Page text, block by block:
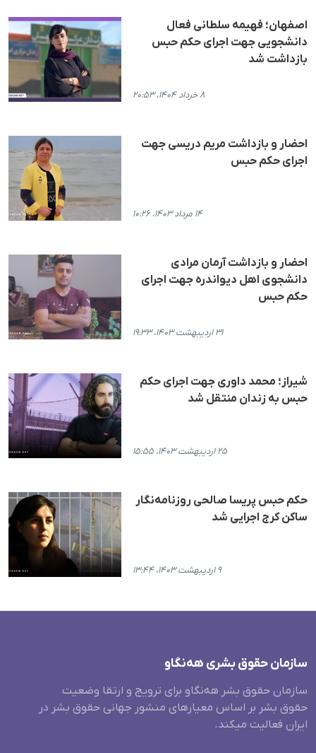
اصفهان؛ فهیمە سلطانی فعال
دانشجویی جهت اجرای حکم حبس
بازداشت شد
۸ خرداد ۱۴۰۴، ۲۰:۵۳
احضار و بازداشت مریم دریسی جهت
اجرای حکم حبس
۱۴ مرداد ۱۴۰۳، ۱۰:۲۶
احضار و بازداشت آرمان مرادی
دانشجوی اهل دیواندره جهت اجرای
حکم حبس
۳۱ اردیبهشت ۱۴۰۳، ۱۹:۳۳
شیراز؛ محمد داوری جهت اجرای حکم
حبس به زندان منتقل شد
۲۵ اردیبهشت ۱۴۰۳، ۱۵:۵۵
حکم حبس پریسا صالحی روزنامه‌نگار
ساکن کرج اجرایی شد
۹ اردیبهشت ۱۴۰۳، ۱۳:۴۴
سازمان حقوق بشری هەنگاو
سازمان حقوق بشر هه‌نگاو برای ترویج و ارتقا وضعیت
حقوق بشر بر اساس معیارهای منشور جهانی حقوق بشر در
ایران فعالیت میکند.